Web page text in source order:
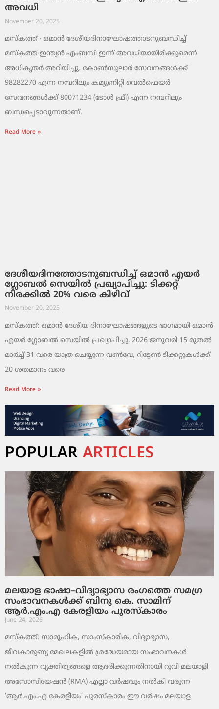
അവധി
November 20, 2025
മസ്‌കത്ത് ∙ ഒമാൻ ദേശീയദിനാഘോഷത്താടനുബന്ധിച്ച്
മസ്‌കത്ത് ഇന്ത്യൻ എംബസി ഇന്ന് അവധിയായിരിക്കുമെന്ന്
അധികൃതർ അറിയിച്ചു. കോൺസുലാർ സേവനങ്ങൾക്ക്
98282270 എന്ന നമ്പറിലും കമ്യൂണിറ്റി വെൽഫെയർ
സേവനങ്ങൾക്ക് 80071234 (ടോൾ ഫ്രീ) എന്ന നമ്പറിലും
ബന്ധപ്പെടാവുന്നതാണ്.
Read More »
ദേശീയദിനത്തോടനുബന്ധിച്ച് ഒമാൻ എയർ
ഗ്ലോബൽ സെയിൽ പ്രഖ്യാപിച്ചു: ടിക്കറ്റ്
നിരക്കിൽ 20% വരെ കിഴിവ്
November 20, 2025
മസ്‌കത്ത്: ഒമാൻ ദേശീയ ദിനാഘോഷങ്ങളുടെ ഭാഗമായി ഒമാൻ
എയർ ഗ്ലോബൽ സെയിൽ പ്രഖ്യാപിച്ചു. 2026 ജനുവരി 15 മുതൽ
മാർച്ച് 31 വരെ യാത്ര ചെയ്യുന്ന വൺവേ, റിട്ടേൺ ടിക്കറ്റുകൾക്ക്
20 ശതമാനം വരെ
Read More »
POPULAR ARTICLES
മലയാള ഭാഷാ–വിദ്യാഭ്യാസ രംഗത്തെ സമഗ്ര
സംഭാവനകൾക്ക് ബിനു കെ. സാമിന്
ആർ.എം.എ കേരളീയം പുരസ്‌കാരം
June 24, 2026
മസ്കത്ത്: സാമൂഹിക, സാംസ്‌കാരിക, വിദ്യാഭ്യാസ,
ജീവകാരുണ്യ മേഖലകളിൽ ശ്രദ്ധേയമായ സംഭാവനകൾ
നൽകുന്ന വ്യക്തിത്വങ്ങളെ ആദരിക്കുന്നതിനായി റൂവി മലയാളി
അസോസിയേഷൻ (RMA) എല്ലാ വർഷവും നൽകി വരുന്ന
‘ആർ.എം.എ കേരളീയം’ പുരസ്‌കാരം ഈ വർഷം മലയാള